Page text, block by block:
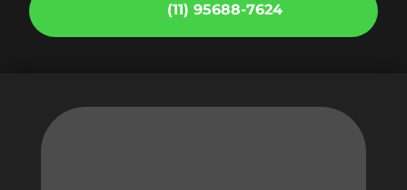
(11) 95688-7624